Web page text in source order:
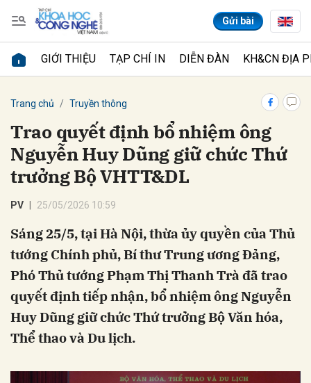
Gửi bài
GIỚI THIỆU TẠP CHÍ IN DIỄN ĐÀN KH&CN ĐỊA
Trang chủ Truyền thông
Trao quyết định bổ nhiệm ông
Nguyễn Huy Dũng giữ chức Thứ
trưởng Bộ VHTT&DL
PV 25/05/2026 10:59
Sáng 25/5, tại Hà Nội, thừa ủy quyền của Thủ
tướng Chính phủ, Bí thư Trung ương Đảng,
Phó Thủ tướng Phạm Thị Thanh Trà đã trao
quyết định tiếp nhận, bổ nhiệm ông Nguyễn
Huy Dũng giữ chức Thứ trưởng Bộ Văn hóa,
Thể thao và Du lịch.
Gửi bình luận
Hủy Gửi